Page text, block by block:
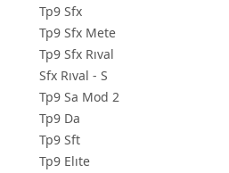
Tp9 Sfx
Tp9 Sfx Mete
Tp9 Sfx Rıval
Sfx Rıval - S
Tp9 Sa Mod 2
Tp9 Da
Tp9 Sft
Tp9 Elıte